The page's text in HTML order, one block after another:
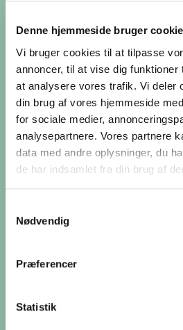
Denne hjemmeside bruger
Vi bruger cookies til at tilpasse
annoncer, til at vise dig
at analysere vores trafik. Vi deler
din brug af vores hjemmeside
for sociale medier,
analysepartnere. Vores partnere
data med andre oplysninger, du
de har indsamlet fra din brug af
Nødvendig
Præferencer
Statistik
på dit
Aktiviteter sommer
Nymåne.
Onsdag den 12. august kl 18 -
Fuldmåne.
Se mereher
Nye arrangementer kán